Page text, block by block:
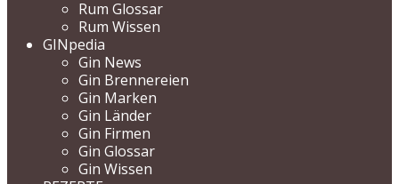
Rum Glossar
Rum Wissen
GINpedia
Gin News
Gin Brennereien
Gin Marken
Gin Länder
Gin Firmen
Gin Glossar
Gin Wissen